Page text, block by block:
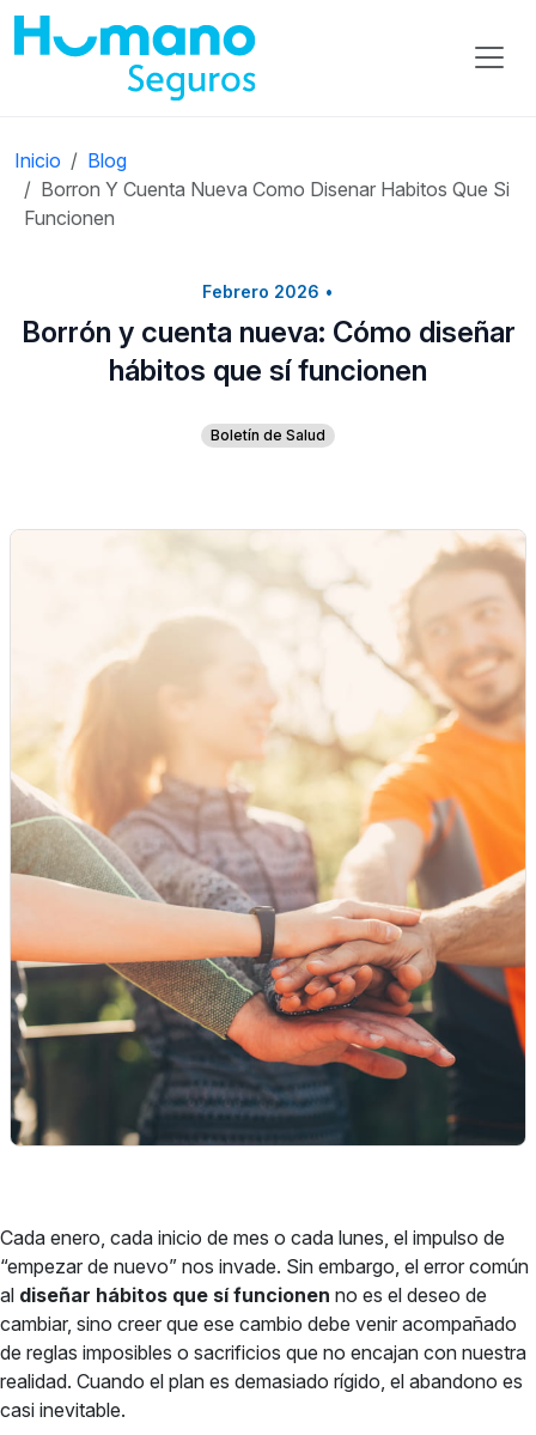
Inicio
Blog
Borron Y Cuenta Nueva Como Disenar Habitos Que Si
Funcionen
Febrero 2026 •
Borrón y cuenta nueva: Cómo diseñar
hábitos que sí funcionen
Boletín de Salud
Cada enero, cada inicio de mes o cada lunes, el impulso de
“empezar de nuevo” nos invade. Sin embargo, el error común
al diseñar hábitos que sí funcionen no es el deseo de
cambiar, sino creer que ese cambio debe venir acompañado
de reglas imposibles o sacrificios que no encajan con nuestra
realidad. Cuando el plan es demasiado rígido, el abandono es
casi inevitable.